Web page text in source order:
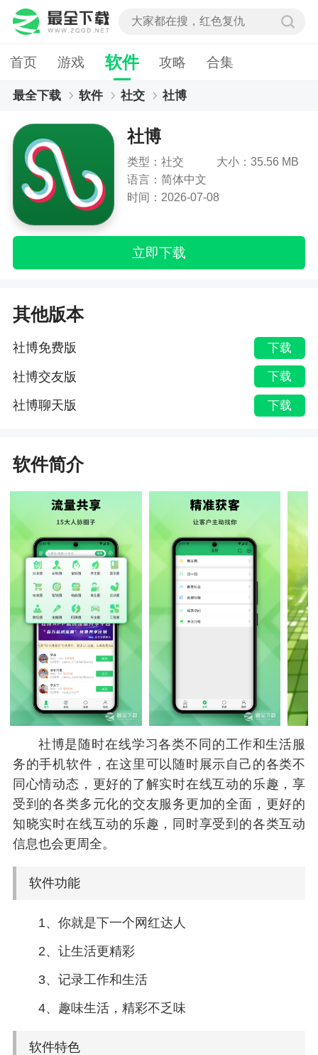
首页 游戏 软件 攻略 合集
最全下载 软件 社交 社博
社博
类型：社交
大小：35.56 MB
语言：简体中文
时间：2026-07-08
立即下载
其他版本
社博免费版 下载
社博交友版 下载
社博聊天版 下载
软件简介
社博是随时在线学习各类不同的工作和生活服
务的手机软件，在这里可以随时展示自己的各类不
同心情动态，更好的了解实时在线互动的乐趣，享
受到的各类多元化的交友服务更加的全面，更好的
知晓实时在线互动的乐趣，同时享受到的各类互动
信息也会更周全。
软件功能
1、你就是下一个网红达人
2、让生活更精彩
3、记录工作和生活
4、趣味生活，精彩不乏味
软件特色